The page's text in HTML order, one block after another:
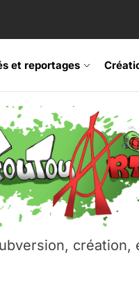
et reportages
création,
21 mai (Lyon)
Samedi 18 juillet
par Michaël
l’A412 à l’Établi